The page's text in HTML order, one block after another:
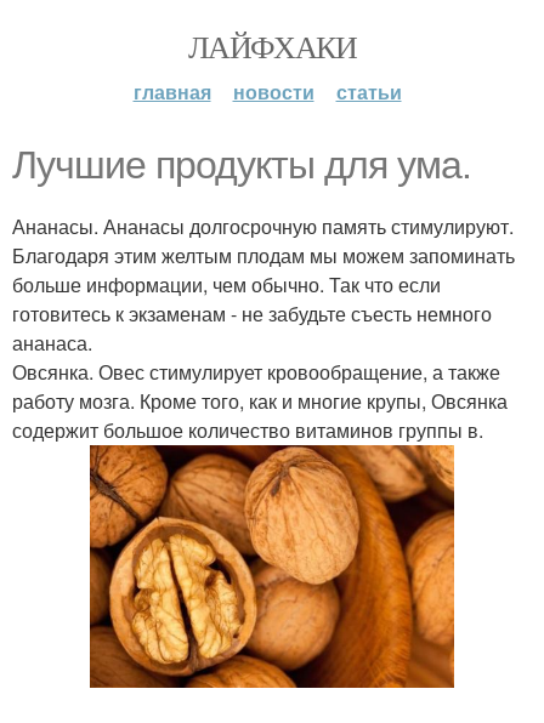
ЛАЙФХАКИ
главная новости статьи
Лучшие продукты для ума.
Ананасы. Ананасы долгосрочную память стимулируют.
Благодаря этим желтым плодам мы можем запоминать
больше информации, чем обычно. Так что если
готовитесь к экзаменам - не забудьте съесть немного
ананаса.
Овсянка. Овес стимулирует кровообращение, а также
работу мозга. Кроме того, как и многие крупы, Овсянка
содержит большое количество витаминов группы в.